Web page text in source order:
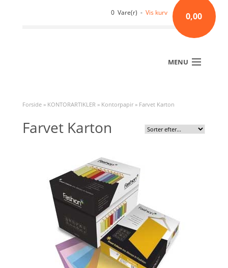
0 Vare(r) -Vis kurv 0,00
MENU
Forside » KONTORARTIKLER » Kontorpapir » Farvet Karton
Farvet Karton